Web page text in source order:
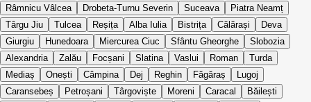
Râmnicu Vâlcea
Drobeta-Turnu Severin Suceava
Piatra Neamț
Târgu Jiu
Tulcea Reșița Alba Iulia Bistrița Călărași
Deva
Giurgiu
Hunedoara Miercurea Ciuc Sfântu Gheorghe
Slobozia
Alexandria
Zalău Focșani Slatina Vaslui Roman
Turda
Mediaș
Onești Câmpina Dej Reghin Făgăraș
Lugoj
Caransebeș
Petroșani Târgoviște Moreni Caracal
Băilești